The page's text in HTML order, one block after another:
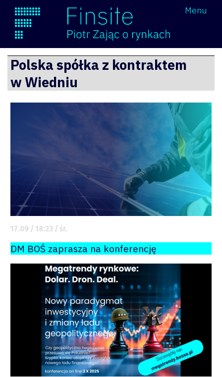
Menu
O mnie
Zastrzeżenie
Współpraca
Przejdź
do
treści
Polska spółka z kontraktem
w Wiedniu
17.09 / 18:23 / śr.
DM BOŚ zaprasza na konferencję